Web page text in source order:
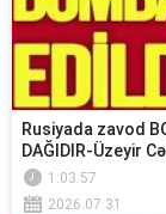
Rusiyada zavod
DAĞIDIR-Üzeyir
1:03:57
2026.07.31